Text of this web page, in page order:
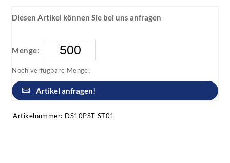
Diesen Artikel können Sie bei uns anfragen
Menge:
Noch verfügbare Menge:
Artikel anfragen!
Artikelnummer: DS10PST-ST01